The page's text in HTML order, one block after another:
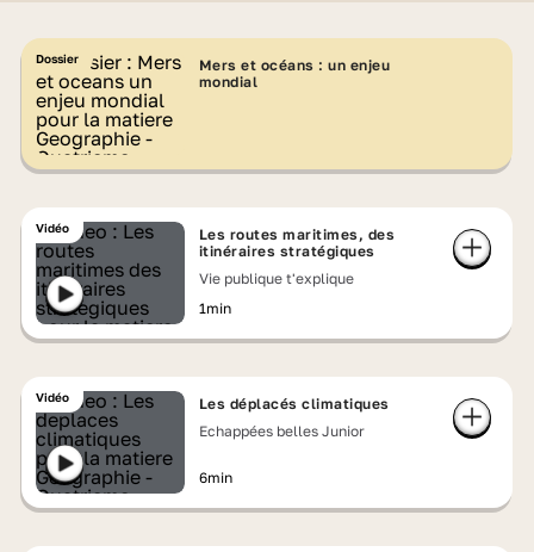
Dossier
Mers et océans : un enjeu
mondial
Vidéo
Les routes maritimes, des
itinéraires stratégiques
Vie publique t'explique
1min
Vidéo
Les déplacés climatiques
Echappées belles Junior
6min